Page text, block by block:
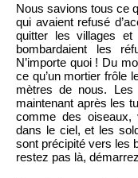
Nous savions tous ce
qui avaient refusé
quitter les villages
bombardaient les
N’importe quoi ! Du
ce qu’un mortier frôle
mètres de nous. Les
maintenant après les
comme des oiseaux,
dans le ciel, et les
sont précipité vers les
restez pas là,